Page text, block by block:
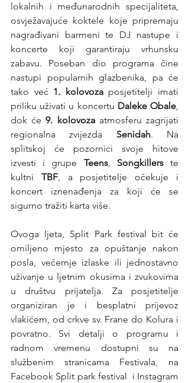
lokalnih i međunarodnih specijaliteta,
osvježavajuće koktele koje pripremaju
nagrađivani barmeni te DJ nastupe i
koncerte koji garantiraju vrhunsku
zabavu. Poseban dio programa čine
nastupi popularnih glazbenika, pa će
tako već 1. kolovoza posjetitelji imati
priliku uživati u koncertu Daleke Obale,
dok će 9. kolovoza atmosferu zagrijati
regionalna zvijezda Senidah. Na
splitskoj će pozornici svoje hitove
izvesti i grupe Teens, Songkillers te
kultni TBF, a posjetitelje očekuje i
koncert iznenađenja za koji će se
sigurno tražiti karta više.
Ovoga ljeta, Split Park festival bit će
omiljeno mjesto za opuštanje nakon
posla, večernje izlaske ili jednostavno
uživanje u ljetnim okusima i zvukovima
u društvu prijatelja. Za posjetitelje
organiziran je i besplatni prijevoz
vlakićem, od crkve sv. Frane do Kolura i
povratno. Svi detalji o programu i
radnom vremenu dostupni su na
Facebook Split park festival
i Instagram